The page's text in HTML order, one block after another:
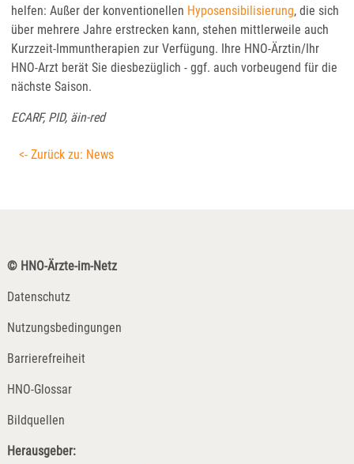
helfen: Außer der konventionellen Hyposensibilisierung, die sich
über mehrere Jahre erstrecken kann, stehen mittlerweile auch
Kurzzeit-Immuntherapien zur Verfügung. Ihre HNO-Ärztin/Ihr
HNO-Arzt berät Sie diesbezüglich - ggf. auch vorbeugend für die
nächste Saison.
ECARF, PID, äin-red
<- Zurück zu: News
© HNO-Ärzte-im-Netz
Datenschutz
Nutzungsbedingungen
Barrierefreiheit
HNO-Glossar
Bildquellen
Herausgeber: